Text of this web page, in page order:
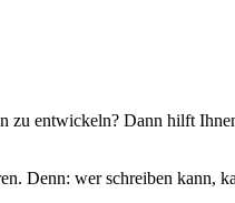
zu entwickeln? Dann hilft
Denn: wer schreiben kann,